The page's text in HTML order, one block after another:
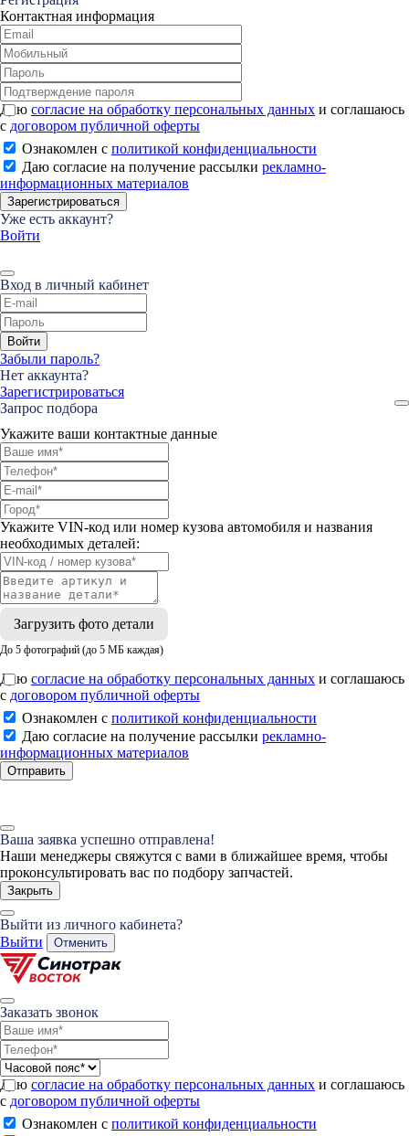
Контактная информация
Даю согласие на обработку персональных данных и соглашаюсь
с договором публичной оферты
Ознакомлен с политикой конфиденциальности
Даю согласие на получение рассылки рекламно-
информационных материалов
Зарегистрироваться
Уже есть аккаунт?
Войти
Вход в личный кабинет
Войти
Забыли пароль?
Нет аккаунта?
Зарегистрироваться
Запрос подбора
Укажите ваши контактные данные
Укажите VIN-код или номер кузова автомобиля и названия
необходимых деталей:
Загрузить фото детали
До 5 фотографий (до 5 МБ каждая)
Даю согласие на обработку персональных данных и соглашаюсь
с договором публичной оферты
Ознакомлен с политикой конфиденциальности
Даю согласие на получение рассылки рекламно-
информационных материалов
Отправить
Ваша заявка успешно отправлена!
Наши менеджеры свяжутся с вами в ближайшее время, чтобы
проконсультировать вас по подбору запчастей.
Закрыть
Выйти из личного кабинета?
Выйти
Отменить
Заказать звонок
Даю согласие на обработку персональных данных и соглашаюсь
с договором публичной оферты
Ознакомлен с политикой конфиденциальности